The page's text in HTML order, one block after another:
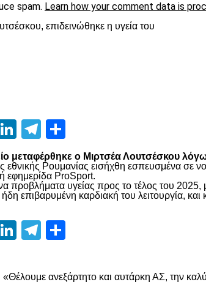
spam. Learn how your comment data is
επιδεινώθηκε η υγεία του
LinkedIn
Telegram
μεταφέρθηκε ο Μιρτσέα Λουτσέσκου
εθνικής Ρουμανίας εισήχθη εσπευσμένα σε
εφημερίδα ProSport.
προβλήματα υγείας προς το τέλος του
επιβαρυμένη καρδιακή του λειτουργία,
LinkedIn
Telegram
ανεξάρτητο και αυτάρκη ΑΣ, την